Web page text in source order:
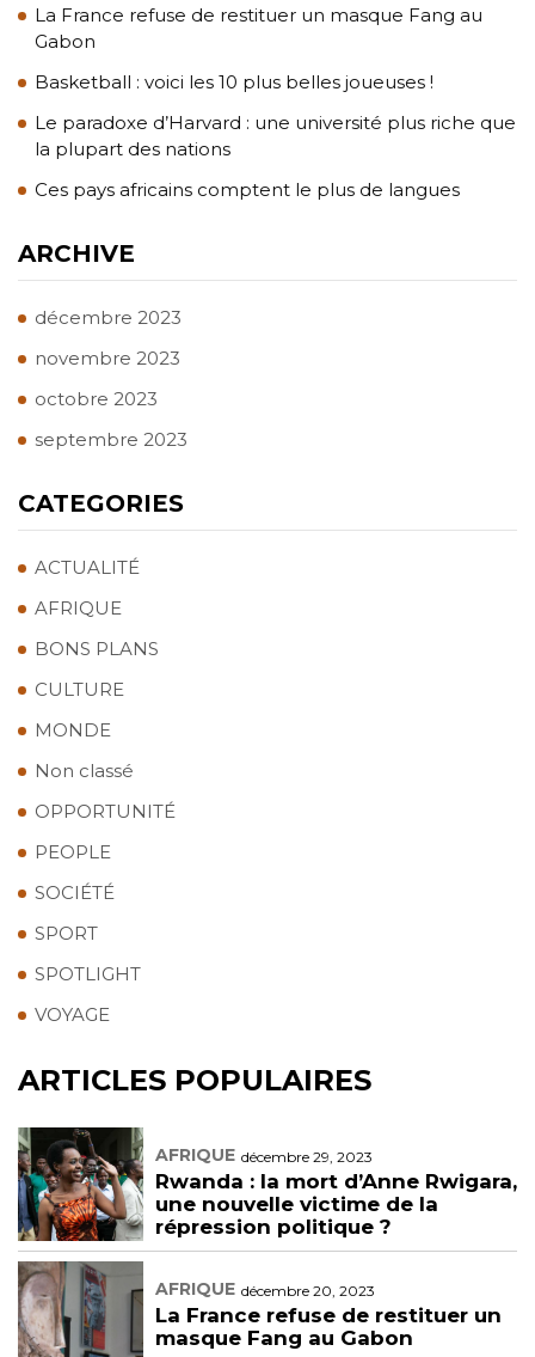
La France refuse de restituer un masque Fang au
Gabon
Basketball : voici les 10 plus belles joueuses !
Le paradoxe d’Harvard : une université plus riche que
la plupart des nations
Ces pays africains comptent le plus de langues
ARCHIVE
décembre 2023
novembre 2023
octobre 2023
septembre 2023
CATEGORIES
ACTUALITÉ
AFRIQUE
BONS PLANS
CULTURE
MONDE
Non classé
OPPORTUNITÉ
PEOPLE
SOCIÉTÉ
SPORT
SPOTLIGHT
VOYAGE
ARTICLES POPULAIRES
AFRIQUE décembre 29, 2023
Rwanda : la mort d’Anne Rwigara,
une nouvelle victime de la
répression politique ?
AFRIQUE décembre 20, 2023
La France refuse de restituer un
masque Fang au Gabon